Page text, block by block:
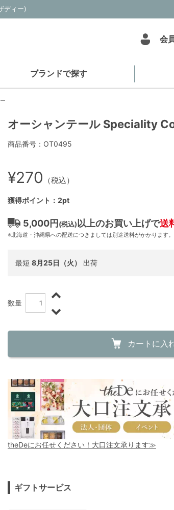
ディー)
会
ブランドで探す
オーシャンテール Speciality
商品番号：OT0495
¥270 （税込）
獲得ポイント：2pt
5,000円 (税込) 以上のお買い上げで送
※北海道・沖縄県への配送につきましては別途送料がかかります。
最短 8月25日（火） 出荷
数量
カートに入
theDeにお任せください！大口注文承ります≫
ギフトサービス